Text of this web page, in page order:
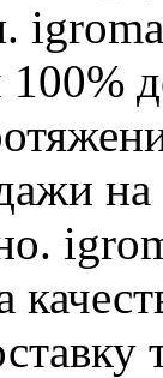
100%